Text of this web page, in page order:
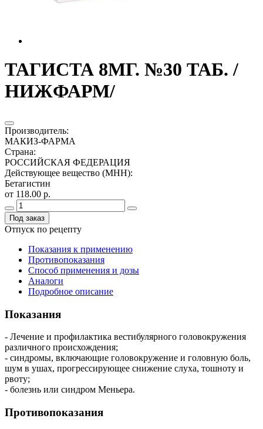
ТАГИСТА 8МГ. №30 ТАБ. /
НИЖФАРМ/
Производитель:
МАКИЗ-ФАРМА
Страна:
РОССИЙСКАЯ ФЕДЕРАЦИЯ
Действующее вещество (МНН):
Бетагистин
от 118.00 р.
Под заказ
Отпуск по рецепту
Показания к применению
Противопоказания
Способ применения и дозы
Аналоги
Подробное описание
Показания
- Лечение и профилактика вестибулярного головокружения
различного происхождения;
- синдромы, включающие головокружение и головную боль,
шум в ушах, прогрессирующее снижение слуха, тошноту и
рвоту;
- болезнь или синдром Меньера.
Противопоказания